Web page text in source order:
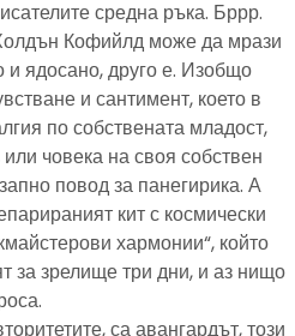
средна ръка. Бррр.
Кофийлд може да мрази
ядосано, друго е. Изобщо
и сантимент, което в
по собствената младост,
човека на своя собствен
повод за панегирика. А
кит с космически
хармонии“, който
за зрелище три дни, и аз нищо
са авангардът, този